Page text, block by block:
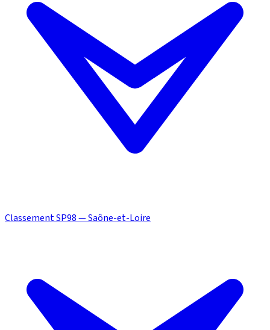
Classement SP98 — Saône-et-Loire